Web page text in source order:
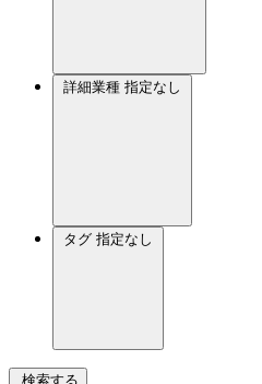
詳細業種 指定なし
タグ 指定なし
検索する